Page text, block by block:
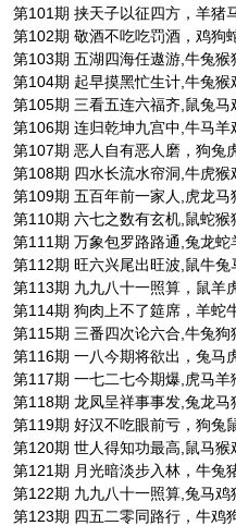
第101期 挟天子以征四方，羊猪
第102期 敬酒不吃吃罚酒，鸡狗
第103期 五湖四海任遨游,牛兔
第104期 起早摸黑忙生计,牛兔猴
第105期 三看五连六福齐,鼠兔
第106期 连归乾坤九宫中,牛马
第107期 恶人自有恶人磨，狗兔
第108期 四水长流水帘洞,牛虎
第109期 五百年前一家人,虎龙
第110期 六七之数有玄机,鼠蛇
第111期 万象包罗路路通,兔龙
第112期 旺六兴尾出旺波,鼠牛
第113期 九九八十一照算，鼠羊
第114期 狗肉上不了筵席，羊蛇
第115期 三番四次论六合,牛兔
第116期 一八今期将欲出，兔马
第117期 一七二七今期爆,虎马
第118期 龙凤呈祥事事发,兔龙
第119期 好汉不吃眼前亏，狗兔
第120期 世人得知功最高,鼠马
第121期 月光暗淡步入林，牛兔
第122期 九九八十一照算,兔马
第123期 四五二零同路行，牛鸡